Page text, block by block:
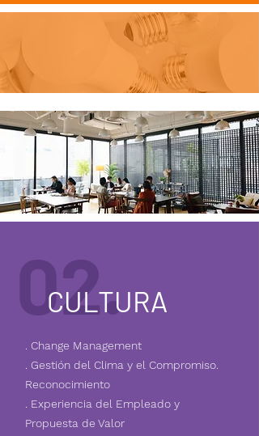
02.
CULTURA
. Change Management
. Gestión del Clima y el Compromiso.
Reconocimiento
. Experiencia del Empleado y
Propuesta de Valor